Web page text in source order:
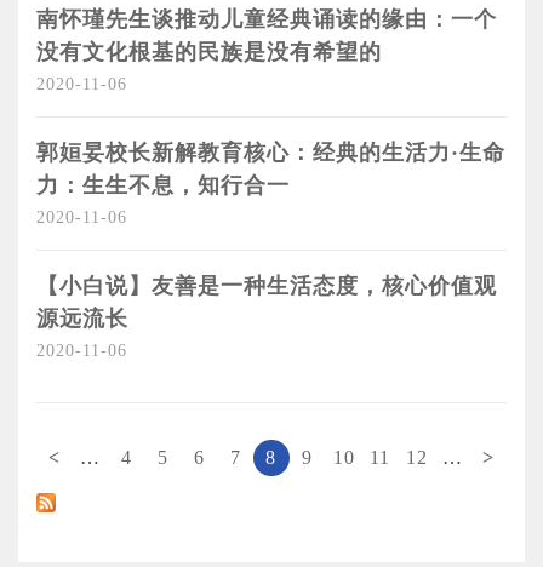
南怀瑾先生谈推动儿童经典诵读的缘由：一个
没有文化根基的民族是没有希望的
2020-11-06
郭姮妟校长新解教育核心：经典的生活力·生命
力：生生不息，知行合一
2020-11-06
【小白说】友善是一种生活态度，核心价值观
源远流长
2020-11-06
< … 4 5 6 7 8 9 10 11 12 … >